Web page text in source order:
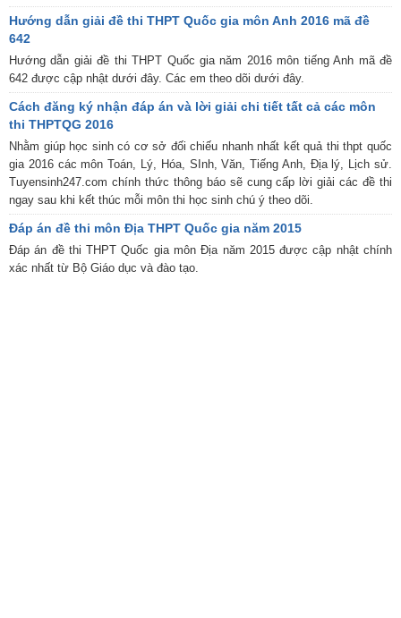
Hướng dẫn giải đề thi THPT Quốc gia môn Anh 2016 mã đề
642
Hướng dẫn giải đề thi THPT Quốc gia năm 2016 môn tiếng Anh mã đề
642 được cập nhật dưới đây. Các em theo dõi dưới đây.
Cách đăng ký nhận đáp án và lời giải chi tiết tất cả các môn
thi THPTQG 2016
Nhằm giúp học sinh có cơ sở đối chiếu nhanh nhất kết quả thi thpt quốc
gia 2016 các môn Toán, Lý, Hóa, SInh, Văn, Tiếng Anh, Địa lý, Lịch sử.
Tuyensinh247.com chính thức thông báo sẽ cung cấp lời giải các đề thi
ngay sau khi kết thúc mỗi môn thi học sinh chú ý theo dõi.
Đáp án đề thi môn Địa THPT Quốc gia năm 2015
Đáp án đề thi THPT Quốc gia môn Địa năm 2015 được cập nhật chính
xác nhất từ Bộ Giáo dục và đào tạo.